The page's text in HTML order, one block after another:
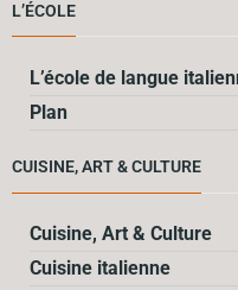
L’ÉCOLE
L’école de langue
Plan
CUISINE, ART & CULTURE
Cuisine, Art & Culture
Cuisine italienne